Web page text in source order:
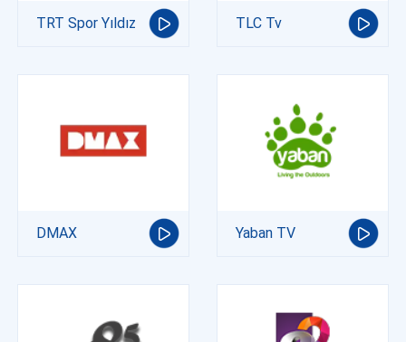
TRT Spor Yıldız TLC Tv
DMAX Yaban TV